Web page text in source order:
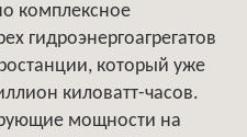
комплексное
гидроэнергоагрегатов
который уже
киловатт-часов.
мощности на